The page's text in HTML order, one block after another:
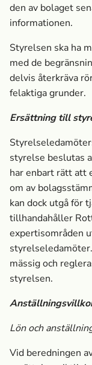
den av bolaget
informationen.
Styrelsen ska ha
med de
delvis återkräva
felaktiga grunder.
Ersättning till
styrelse beslutas
har enbart rätt att
om av
kan dock utgå för
tillhandahåller
expertisområden
mässig och
styrelsen.
Lön och
Vid beredningen